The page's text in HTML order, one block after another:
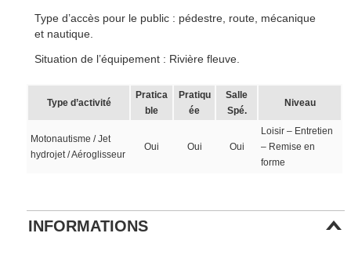
Type d’accès pour le public : pédestre, route, mécanique
et nautique.
Situation de l’équipement : Rivière fleuve.
Type d’activité
Pratica
ble
Pratiqu
ée
Salle
Spé.
Niveau
Motonautisme / Jet
hydrojet / Aéroglisseur
Oui Oui Oui
Loisir – Entretien
– Remise en
forme
INFORMATIONS